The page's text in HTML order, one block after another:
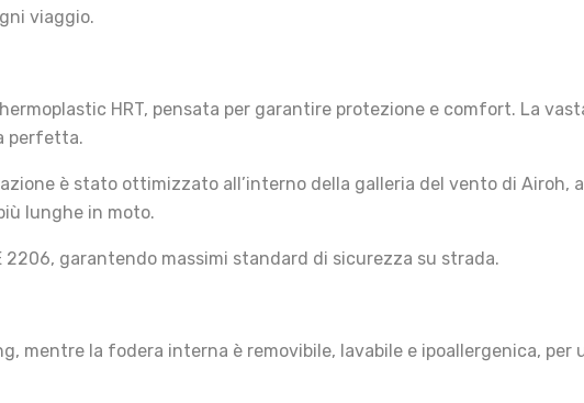
viaggio.
HRT, pensata per garantire protezione e comfort. La
perfetta.
è stato ottimizzato all’interno della galleria del vento di Airoh,
lunghe in moto.
2206, garantendo massimi standard di sicurezza su strada.
mentre la fodera interna è removibile, lavabile e ipoallergenica, per